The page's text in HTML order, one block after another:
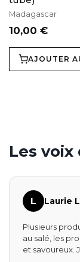
Madagascar
10,00 €
AJOUTER
Les voix
L Laurie
Plusieurs
au salé, les
et savoureux.